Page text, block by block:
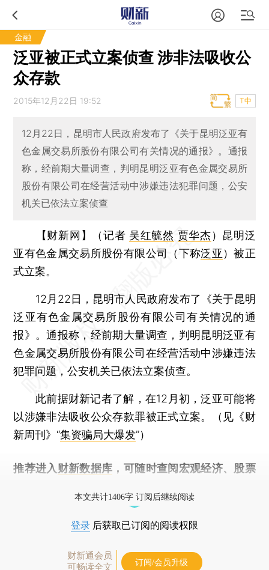
金融
泛亚被正式立案侦查 涉非法吸收公
众存款
2015年12月22日 19:52 T中
12月22日，昆明市人民政府发布了《关于昆明泛亚有
色金属交易所股份有限公司有关情况的通报》。通报
称，经前期大量调查，判明昆明泛亚有色金属交易所
股份有限公司在经营活动中涉嫌违法犯罪问题，公安
机关已依法立案侦查
【财新网】（记者 吴红毓然 贾华杰） 昆明泛
亚有色金属交易所股份有限公司（下称泛亚 ）被正
式立案。
12月22日，昆明市人民政府发布了《关于昆明
泛亚有色金属交易所股份有限公司有关情况的通
报》。通报称，经前期大量调查，判明昆明泛亚有
色金属交易所股份有限公司在经营活动中涉嫌违法
犯罪问题，公安机关已依法立案侦查。
此前据财新记者了解，在12月初，泛亚可能将
以涉嫌非法吸收公众存款罪被正式立案。（见《财
新周刊》“集资骗局大爆发”）
推荐进入 财新数据库 ，可随时查阅宏观经济、股票
本文共计1406字 订阅后继续阅读
登录 后获取已订阅的阅读权限
财新通会员
可畅读全文
订阅/会员升级